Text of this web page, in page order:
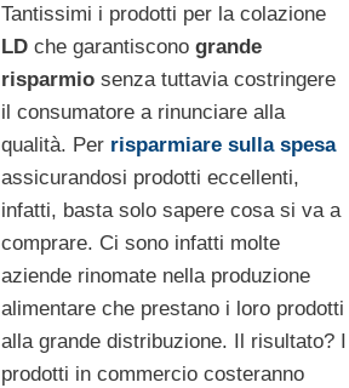
Tantissimi i prodotti per la colazione
LDche garantiscono grande
risparmiosenza tuttavia costringere
il consumatore a rinunciare alla
qualità. Per risparmiare sulla spesa
assicurandosi prodotti eccellenti,
infatti, basta solo sapere cosa si va a
comprare. Ci sono infatti molte
aziende rinomate nella produzione
alimentare che prestano i loro prodotti
alla grande distribuzione. Il risultato? I
prodotti in commercio costeranno